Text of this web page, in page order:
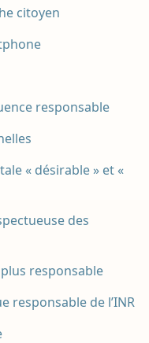
citoyen
responsable
« désirable » et «
des
responsable
responsable de l’INR